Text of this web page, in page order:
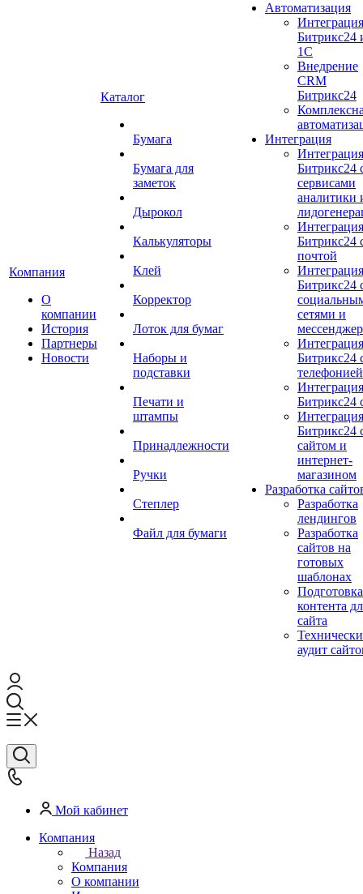
Компания
О
компании
История
Партнеры
Новости
Каталог
Бумага
Бумага для
заметок
Дырокол
Калькуляторы
Клей
Корректор
Лоток для бумаг
Наборы и
подставки
Печати и
штампы
Принадлежности
Ручки
Степлер
Файл для бумаги
Автоматизация
Интеграция
Битрикс24
1С
Внедрение
CRM
Битрикс24
Интеграция
Интеграция
Битрикс24
сервисами
аналитики
Интеграция
Битрикс24
почтой
Интеграция
Битрикс24
сетями и
Интеграция
Битрикс24
телефонией
Интеграция
Битрикс24
Интеграция
Битрикс24
сайтом и
интернет-
магазином
Разработка
Разработка
лендингов
Разработка
сайтов на
готовых
шаблонах
Подготовка
контента
сайта
аудит
Мой кабинет
Компания
Назад
Компания
О компании